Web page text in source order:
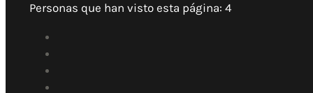
Personas que han visto esta página: 4